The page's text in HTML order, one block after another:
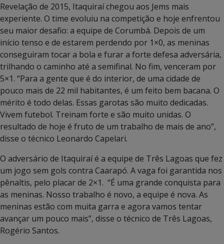
Revelação de 2015, Itaquiraí chegou aos Jems mais
experiente. O time evoluiu na competição e hoje enfrentou
seu maior desafio: a equipe de Corumbá. Depois de um
início tenso e de estarem perdendo por 1×0, as meninas
conseguiram tocar a bola e furar a forte defesa adversária,
trilhando o caminho até a semifinal. No fim, venceram por
5×1. “Para a gente que é do interior, de uma cidade de
pouco mais de 22 mil habitantes, é um feito bem bacana. O
mérito é todo delas. Essas garotas são muito dedicadas.
Vivem futebol. Treinam forte e são muito unidas. O
resultado de hoje é fruto de um trabalho de mais de ano”,
disse o técnico Leonardo Capelari.
O adversário de Itaquiraí é a equipe de Três Lagoas que fez
um jogo sem gols contra Caarapó. A vaga foi garantida nos
pênaltis, pelo placar de 2×1. “É uma grande conquista para
as meninas. Nosso trabalho é novo, a equipe é nova. As
meninas estão com muita garra e agora vamos tentar
avançar um pouco mais”, disse o técnico de Três Lagoas,
Rogério Santos.